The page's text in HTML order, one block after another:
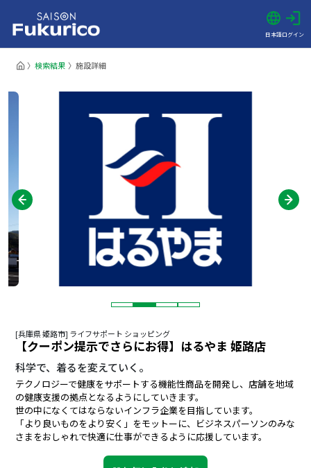
日本語ログイン
検索結果 施設詳細
[兵庫県 姫路市] ライフサポート ショッピング
【クーポン提示でさらにお得】はるやま 姫路店
科学で、着るを変えていく。
テクノロジーで健康をサポートする機能性商品を開発し、店舗を地域
の健康支援の拠点となるようにしていきます。
世の中になくてはならないインフラ企業を目指しています。
「より良いものをより安く」をモットーに、ビジネスパーソンのみな
さまをおしゃれで快適に仕事ができるように応援しています。